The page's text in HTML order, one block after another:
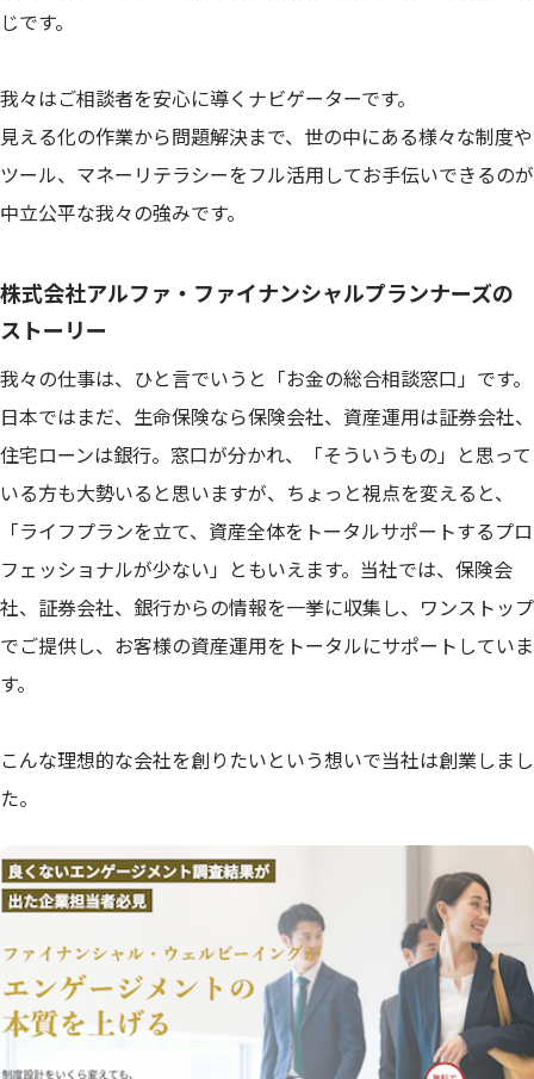
じです。
我々はご相談者を安心に導くナビゲーターです。
見える化の作業から問題解決まで、世の中にある様々な制度や
ツール、マネーリテラシーをフル活用してお手伝いできるのが
中立公平な我々の強みです。
株式会社アルファ・ファイナンシャルプランナーズの
ストーリー
我々の仕事は、ひと言でいうと「お金の総合相談窓口」です。
日本ではまだ、生命保険なら保険会社、資産運用は証券会社、
住宅ローンは銀行。窓口が分かれ、「そういうもの」と思って
いる方も大勢いると思いますが、ちょっと視点を変えると、
「ライフプランを立て、資産全体をトータルサポートするプロ
フェッショナルが少ない」ともいえます。当社では、保険会
社、証券会社、銀行からの情報を一挙に収集し、ワンストップ
でご提供し、お客様の資産運用をトータルにサポートしていま
す。
こんな理想的な会社を創りたいという想いで当社は創業しまし
た。